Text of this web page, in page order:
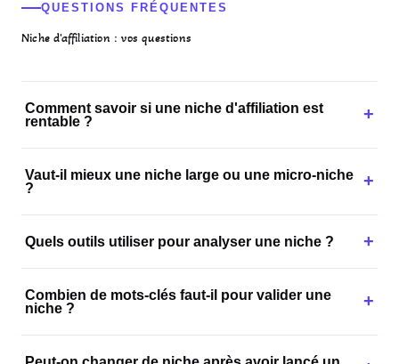
QUESTIONS FRÉQUENTES
Niche d'affiliation : vos questions
Comment savoir si une niche d'affiliation est
rentable ?
+
réel, une intention d'achat claire, un niveau de
d'affiliation avec des commissions intéressantes.
Vaut-il mieux une niche large ou une micro-niche
?
+
pour un nouveau site. Une niche large offre plus de
potentiel mais demande plus de temps et de moyens.
Quels outils utiliser pour analyser une niche ? +
Trends pour l'évolution, une analyse manuelle des
d'affiliation.
Combien de mots-clés faut-il pour valider une
niche ?
+